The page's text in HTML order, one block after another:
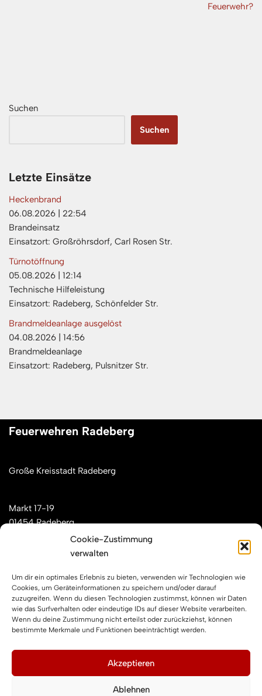
Cookie-Zustimmung
verwalten
Um dir ein optimales Erlebnis zu bieten, verwenden wir Technologien wie
Cookies, um Geräteinformationen zu speichern und/oder darauf
zuzugreifen. Wenn du diesen Technologien zustimmst, können wir Daten
wie das Surfverhalten oder eindeutige IDs auf dieser Website verarbeiten.
Wenn du deine Zustimmung nicht erteilst oder zurückziehst, können
bestimmte Merkmale und Funktionen beeinträchtigt werden.
Akzeptieren
Ablehnen
Feuerwehr?
Suchen
Suchen
Letzte Einsätze
Heckenbrand
06.08.2026
22:54
Brandeinsatz
Einsatzort: Großröhrsdorf, Carl Rosen Str.
Türnotöffnung
05.08.2026
12:14
Technische Hilfeleistung
Einsatzort: Radeberg, Schönfelder Str.
Brandmeldeanlage ausgelöst
04.08.2026
14:56
Brandmeldeanlage
Einsatzort: Radeberg, Pulsnitzer Str.
Feuerwehren Radeberg
Große Kreisstadt Radeberg
Markt 17-19
01454 Radeberg
Mail: kontakt[at]feuerwehren-radeberg.de
Feuerwehren Radeberg im Internet
Facebook Instagram YouTube
Impressum und Datenschutz